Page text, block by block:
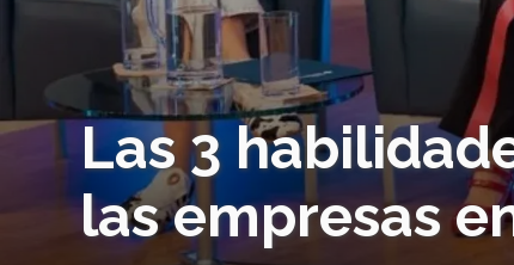
Las 3
las empresas